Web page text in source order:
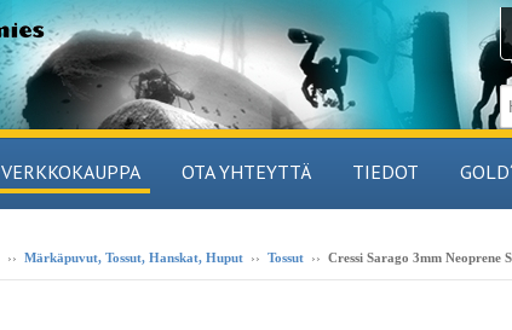
VERKKOKAUPPA OTA YHTEYTTÄ TIEDOT
›› Märkäpuvut, Tossut, Hanskat, Huput ›› Tossut ›› Cressi Sarago 3mm Neoprene